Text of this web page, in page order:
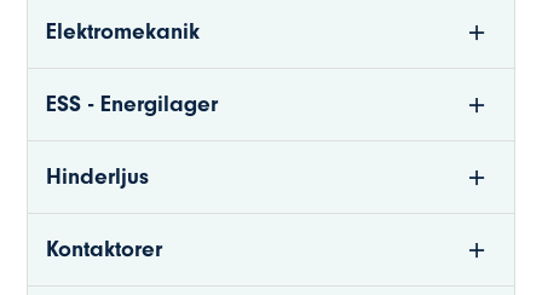
Elektromekanik
ESS - Energilager
Hinderljus
Kontaktorer